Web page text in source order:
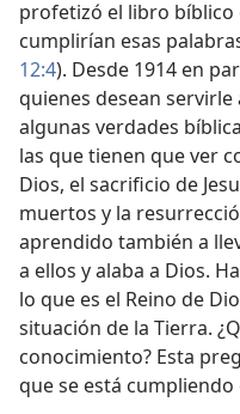
profetizó el libro bíblico
cumplirían esas
12:4). Desde 1914 en
quienes desean
algunas verdades
las que tienen que ver
Dios, el sacrificio de
muertos y la
aprendido también a
a ellos y alaba a Dios.
lo que es el Reino de
situación de la Tierra.
conocimiento? Esta
que se está